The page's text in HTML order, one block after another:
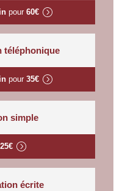
pour 60€
téléphonique
pour 35€
simple
25€
écrite